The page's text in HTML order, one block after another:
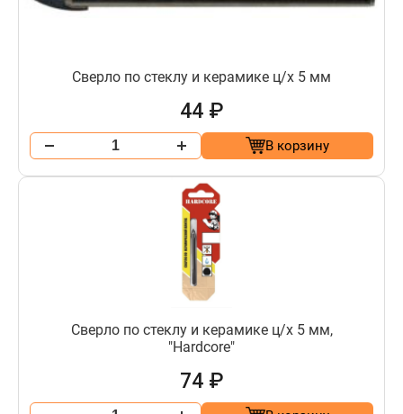
Сверло по стеклу и керамике ц/х 5 мм
44 ₽
В корзину
Сверло по стеклу и керамике ц/х 5 мм,
"Hardcore"
74 ₽